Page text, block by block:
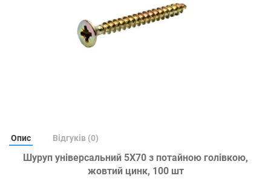
Опис Відгуків (0)
Шуруп універсальний 5Х70 з потайною голівкою,
жовтий цинк, 100 шт